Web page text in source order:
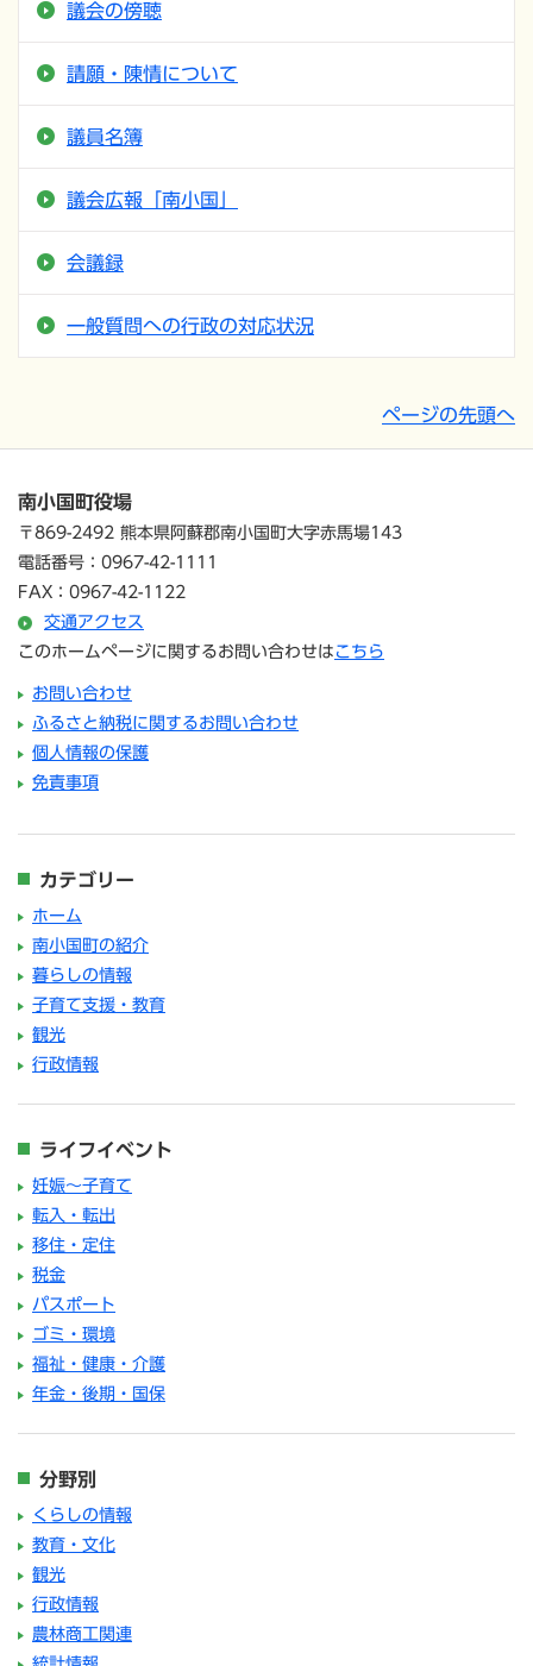
議会の傍聴
請願・陳情について
議員名簿
議会広報「南小国」
会議録
一般質問への行政の対応状況
ページの先頭へ
南小国町役場
〒869-2492 熊本県阿蘇郡南小国町大字赤馬場143
電話番号：0967-42-1111
FAX：0967-42-1122
交通アクセス
このホームページに関するお問い合わせは こちら
お問い合わせ
ふるさと納税に関するお問い合わせ
個人情報の保護
免責事項
カテゴリー
ホーム
南小国町の紹介
暮らしの情報
子育て支援・教育
観光
行政情報
ライフイベント
妊娠～子育て
転入・転出
移住・定住
税金
パスポート
ゴミ・環境
福祉・健康・介護
年金・後期・国保
分野別
くらしの情報
教育・文化
観光
行政情報
農林商工関連